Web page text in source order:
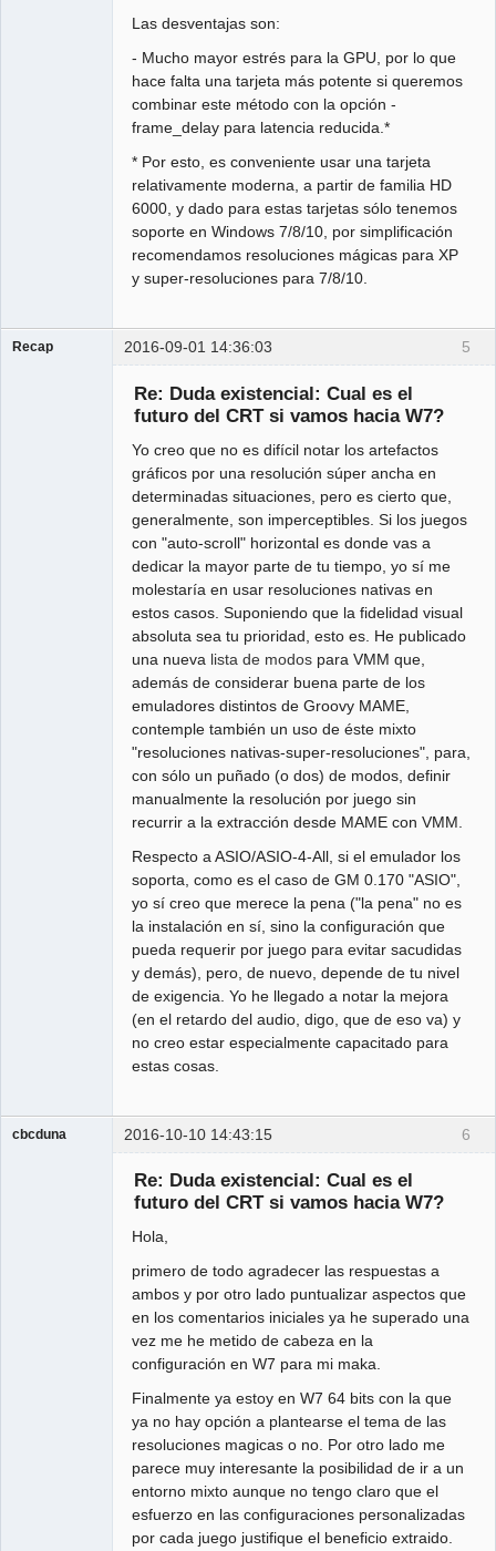
Las desventajas son:
- Mucho mayor estrés para la GPU, por lo que
hace falta una tarjeta más potente si queremos
combinar este método con la opción -
frame_delay para latencia reducida.*
* Por esto, es conveniente usar una tarjeta
relativamente moderna, a partir de familia HD
6000, y dado para estas tarjetas sólo tenemos
soporte en Windows 7/8/10, por simplificación
recomendamos resoluciones mágicas para XP
y super-resoluciones para 7/8/10.
5
Recap 2016-09-01 14:36:03
Re: Duda existencial: Cual es el
futuro del CRT si vamos hacia W7?
Yo creo que no es difícil notar los artefactos
gráficos por una resolución súper ancha en
determinadas situaciones, pero es cierto que,
generalmente, son imperceptibles. Si los juegos
con "auto-scroll" horizontal es donde vas a
dedicar la mayor parte de tu tiempo, yo sí me
molestaría en usar resoluciones nativas en
estos casos. Suponiendo que la fidelidad visual
absoluta sea tu prioridad, esto es. He publicado
una nueva lista de modos para VMM que,
además de considerar buena parte de los
emuladores distintos de Groovy MAME,
contemple también un uso de éste mixto
"resoluciones nativas-super-resoluciones", para,
con sólo un puñado (o dos) de modos, definir
manualmente la resolución por juego sin
recurrir a la extracción desde MAME con VMM.
Respecto a ASIO/ASIO-4-All, si el emulador los
soporta, como es el caso de GM 0.170 "ASIO",
yo sí creo que merece la pena ("la pena" no es
la instalación en sí, sino la configuración que
pueda requerir por juego para evitar sacudidas
y demás), pero, de nuevo, depende de tu nivel
de exigencia. Yo he llegado a notar la mejora
(en el retardo del audio, digo, que de eso va) y
no creo estar especialmente capacitado para
estas cosas.
6
cbcduna 2016-10-10 14:43:15
Re: Duda existencial: Cual es el
futuro del CRT si vamos hacia W7?
Hola,
primero de todo agradecer las respuestas a
ambos y por otro lado puntualizar aspectos que
en los comentarios iniciales ya he superado una
vez me he metido de cabeza en la
configuración en W7 para mi maka.
Finalmente ya estoy en W7 64 bits con la que
ya no hay opción a plantearse el tema de las
resoluciones magicas o no. Por otro lado me
parece muy interesante la posibilidad de ir a un
entorno mixto aunque no tengo claro que el
esfuerzo en las configuraciones personalizadas
por cada juego justifique el beneficio extraido.